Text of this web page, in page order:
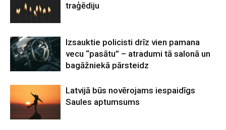
traģēdiju
Izsauktie policisti drīz vien pamana
vecu “pasātu” – atradumi tā salonā un
bagāžniekā pārsteidz
Latvijā būs novērojams iespaidīgs
Saules aptumsums